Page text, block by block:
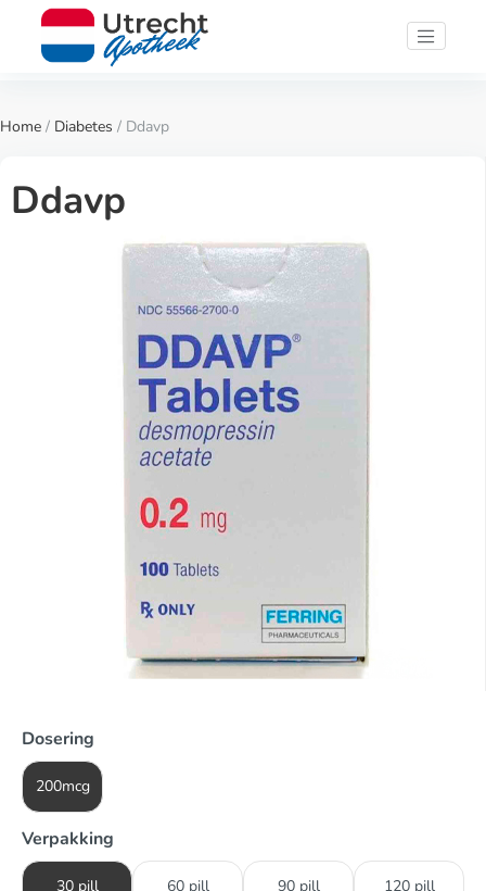
Home / Diabetes / Ddavp
Ddavp
Dosering
200mcg
Verpakking
30 pill 60 pill 90 pill 120 pill